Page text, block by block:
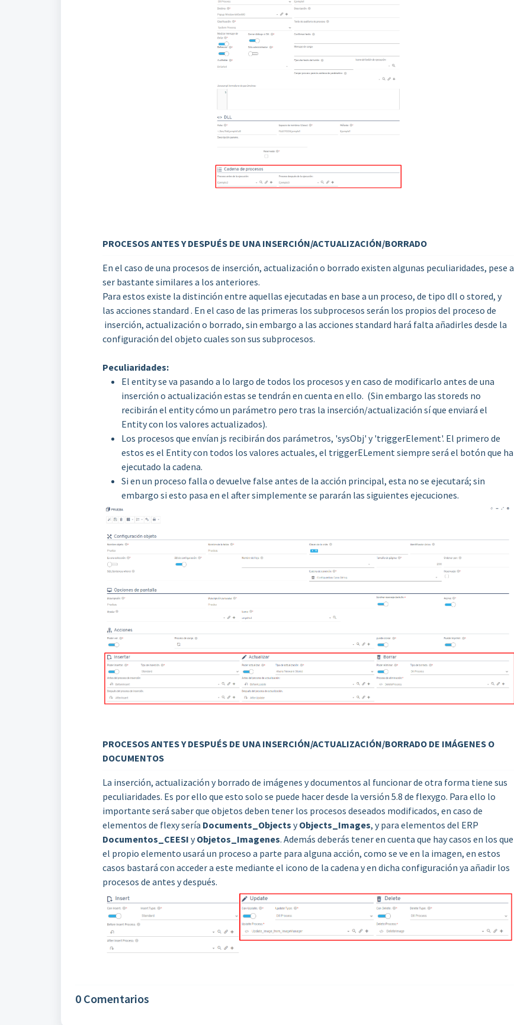
PROCESOS ANTES Y DESPUÉS DE UNA INSERCIÓN/ACTUALIZACIÓN/BORRADO
En el caso de una procesos de inserción, actualización o borrado existen algunas peculiaridades, pese a
ser bastante similares a los anteriores.
Para estos existe la distinción entre aquellas ejecutadas en base a un proceso, de tipo dll o stored, y
las acciones standard . En el caso de las primeras los subprocesos serán los propios del proceso de
inserción, actualización o borrado, sin embargo a las acciones standard hará falta añadirles desde la
configuración del objeto cuales son sus subprocesos.
Peculiaridades:
El entity se va pasando a lo largo de todos los procesos y en caso de modificarlo antes de una
inserción o actualización estas se tendrán en cuenta en ello. (Sin embargo las storeds no
recibirán el entity cómo un parámetro pero tras la inserción/actualización sí que enviará el
Entity con los valores actualizados).
Los procesos que envían js recibirán dos parámetros, 'sysObj' y 'triggerElement'. El primero de
estos es el Entity con todos los valores actuales, el triggerELement siempre será el botón que ha
ejecutado la cadena.
Si en un proceso falla o devuelve false antes de la acción principal, esta no se ejecutará; sin
embargo si esto pasa en el after simplemente se pararán las siguientes ejecuciones.
PROCESOS ANTES Y DESPUÉS DE UNA INSERCIÓN/ACTUALIZACIÓN/BORRADO DE IMÁGENES O
DOCUMENTOS
La inserción, actualización y borrado de imágenes y documentos al funcionar de otra forma tiene sus
peculiaridades. Es por ello que esto solo se puede hacer desde la versión 5.8 de flexygo. Para ello lo
importante será saber que objetos deben tener los procesos deseados modificados, en caso de
elementos de flexy sería Documents_Objects yObjects_Images, y para elementos del ERP
Documentos_CEESI yObjetos_Imagenes. Además deberás tener en cuenta que hay casos en los que
el propio elemento usará un proceso a parte para alguna acción, como se ve en la imagen, en estos
casos bastará con acceder a este mediante el icono de la cadena y en dicha configuración ya añadir los
procesos de antes y después.
0 Comentarios